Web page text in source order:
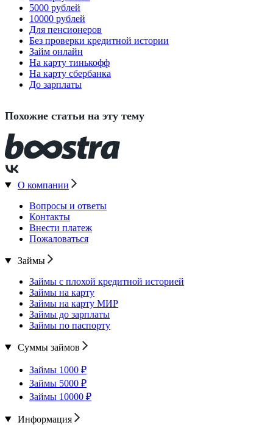
5000 рублей
10000 рублей
Для пенсионеров
Без проверки кредитной истории
Займ онлайн
На карту тинькофф
На карту сбербанка
До зарплаты
Похожие статьи на эту тему
О компании
Вопросы и ответы
Контакты
Внести платеж
Пожаловаться
Займы
Займы с плохой кредитной историей
Займы на карту
Займы на карту МИР
Займы до зарплаты
Займы по паспорту
Суммы займов
Займы 1000 ₽
Займы 5000 ₽
Займы 10000 ₽
Информация